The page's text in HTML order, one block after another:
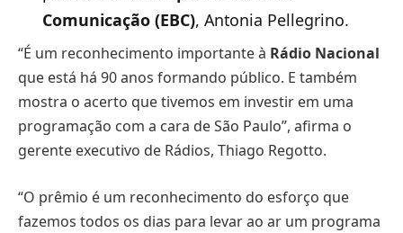
Comunicação (EBC), Antonia Pellegrino.
“É um reconhecimento importante à Rádio Nacional
que está há 90 anos formando público. E também
mostra o acerto que tivemos em investir em uma
programação com a cara de São Paulo”, afirma o
gerente executivo de Rádios, Thiago Regotto.
“O prêmio é um reconhecimento do esforço que
fazemos todos os dias para levar ao ar um programa